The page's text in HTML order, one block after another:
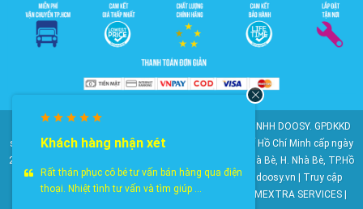
© 2010-2025 Bản quyền nội dung thuộc về CÔNG TY TNHH DOOSY. GPDKKD
số: 0311.807.893 do Sở Kế hoạch và Đầu tư Thành phố Hồ Chí Minh cấp ngày
28/05/2012. Địa chỉ: 2023 Huỳnh Tấn Phát, KP6, TT. Nhà Bè, H. Nhà Bè, TP.Hồ
Chí Minh. Điện thoại: 028 22 147 801. Email: doosy@doosy.vn | Truy cập
website cùng công ty:Trang Dịch Vụ Khách Hàng
- HOMEXTRA SERVICES |
Khách hàng nhận xét
Rất thán phục cô bé tư vấn bán hàng qua điện
thoại. Nhiệt tình tư vấn và tìm giúp ...